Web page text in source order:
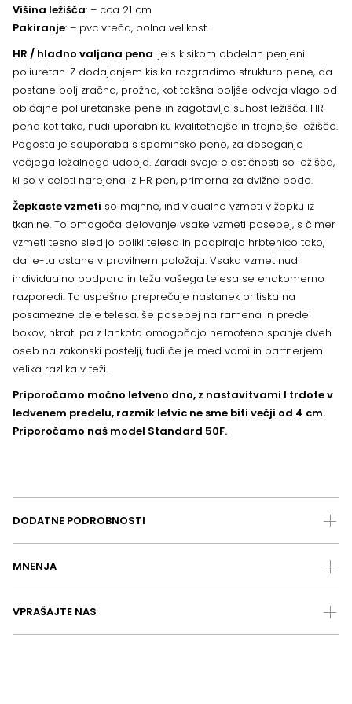
Višina ležišča: – cca 21 cm
Pakiranje: – pvc vreča, polna velikost.
HR / hladno valjana pena je s kisikom obdelan penjeni
poliuretan. Z dodajanjem kisika razgradimo strukturo pene, da
postane bolj zračna, prožna, kot takšna boljše odvaja vlago od
običajne poliuretanske pene in zagotavlja suhost ležišča. HR
pena kot taka, nudi uporabniku kvalitetnejše in trajnejše ležišče.
Pogosta je souporaba s spominsko peno, za doseganje
večjega ležalnega udobja. Zaradi svoje elastičnosti so ležišča,
ki so v celoti narejena iz HR pen, primerna za dvižne pode.
Žepkaste vzmeti so majhne, individualne vzmeti v žepku iz
tkanine. To omogoča delovanje vsake vzmeti posebej, s čimer
vzmeti tesno sledijo obliki telesa in podpirajo hrbtenico tako,
da le-ta ostane v pravilnem položaju. Vsaka vzmet nudi
individualno podporo in teža vašega telesa se enakomerno
razporedi. To uspešno preprečuje nastanek pritiska na
posamezne dele telesa, še posebej na ramena in predel
bokov, hkrati pa z lahkoto omogočajo nemoteno spanje dveh
oseb na zakonski postelji, tudi če je med vami in partnerjem
velika razlika v teži.
Priporočamo močno letveno dno, z nastavitvami l trdote v
ledvenem predelu, razmik letvic ne sme biti večji od 4 cm.
Priporočamo naš model Standard 50F.
DODATNE PODROBNOSTI
MNENJA
VPRAŠAJTE NAS